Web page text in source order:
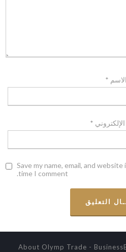
الاسم *
الإلكتروني *
Save my name, email, and
time I comment.
-